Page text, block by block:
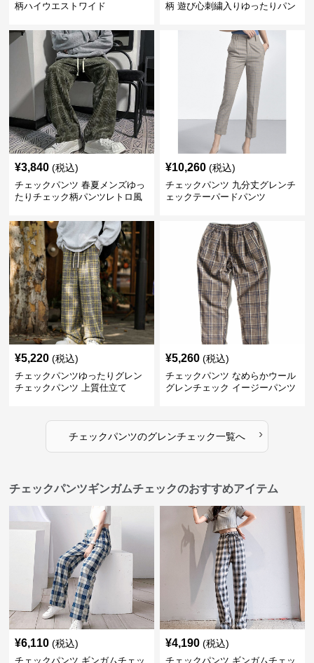
柄ハイウエストワイド
柄 遊び心刺繍入りゆったりパン
¥3,840 (税込)
チェックパンツ 春夏メンズゆっ
たりチェック柄パンツレトロ風
¥10,260 (税込)
チェックパンツ 九分丈グレンチ
ェックテーパードパンツ
¥5,220 (税込)
チェックパンツゆったりグレン
チェックパンツ 上質仕立て
¥5,260 (税込)
チェックパンツ なめらかウール
グレンチェック イージーパンツ
チェックパンツのグレンチェック一覧へ ›
チェックパンツギンガムチェックのおすすめアイテム
¥6,110 (税込)
チェックパンツ ギンガムチェッ
¥4,190 (税込)
チェックパンツ ギンガムチェッ